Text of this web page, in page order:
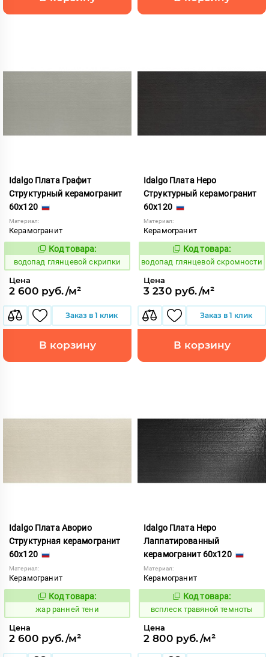
Idalgo Плата Графит
Структурный керамогранит
60x120
Материал:
Керамогранит
189842
Код товара:
водопад глянцевой скрипки
Цена
2 600 руб./м²
Заказ в 1 клик
В корзину
Idalgo Плата Неро
Структурный керамогранит
60x120
Материал:
Керамогранит
189843
Код товара:
водопад глянцевой скромности
Цена
3 230 руб./м²
Заказ в 1 клик
В корзину
Idalgo Плата Аворио
Структурная керамогранит
60x120
Материал:
Керамогранит
369103
Код товара:
жар ранней тени
Цена
2 600 руб./м²
Idalgo Плата Неро
Лаппатированный
керамогранит 60x120
Материал:
Керамогранит
247352
Код товара:
всплеск травяной темноты
Цена
2 800 руб./м²